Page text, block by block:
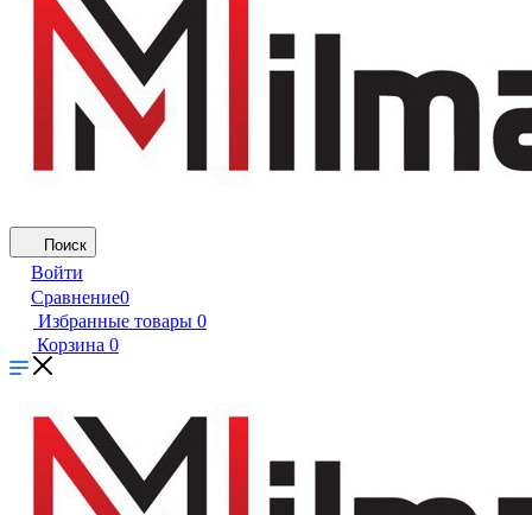
Поиск
Войти
Сравнение0
Избранные товары 0
Корзина 0